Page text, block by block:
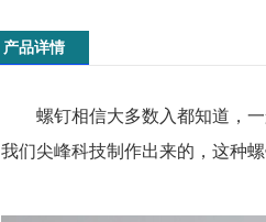
产品详情
螺钉相信大多数入都知道，一
我们尖峰科技制作出来的，这种